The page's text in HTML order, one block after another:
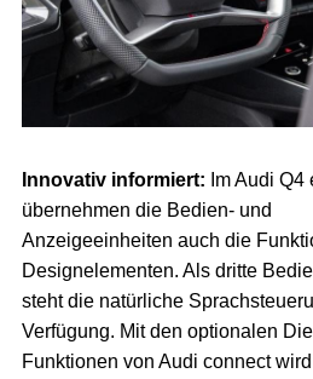
Innovativ informiert: Im Audi Q4
übernehmen die Bedien- und
Anzeigeeinheiten auch die
Designelementen. Als dritte
steht die natürliche
Verfügung. Mit den optionalen
Funktionen von Audi connect wird